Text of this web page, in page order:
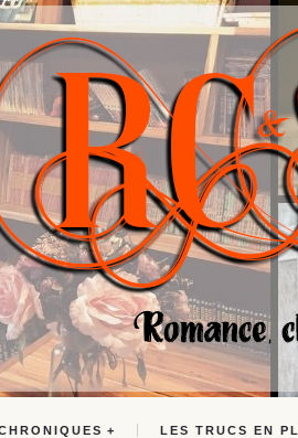
LES TRUCS EN